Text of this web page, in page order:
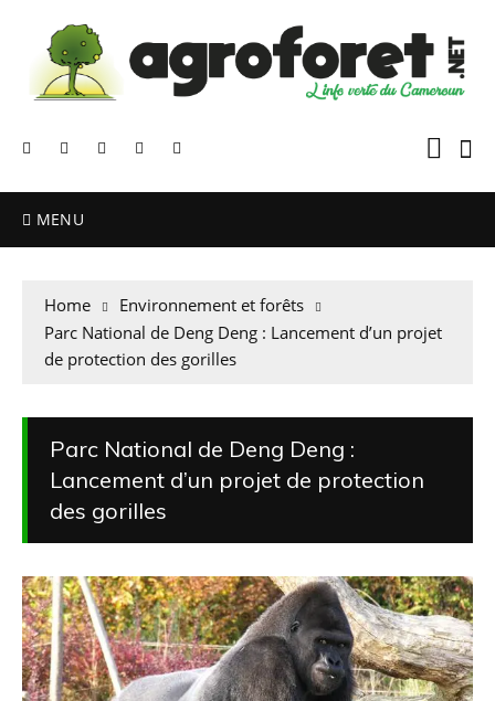
MENU
Home
Environnement et forêts
Parc National de Deng Deng : Lancement d’un projet
de protection des gorilles
Parc National de Deng Deng :
Lancement d’un projet de protection
des gorilles